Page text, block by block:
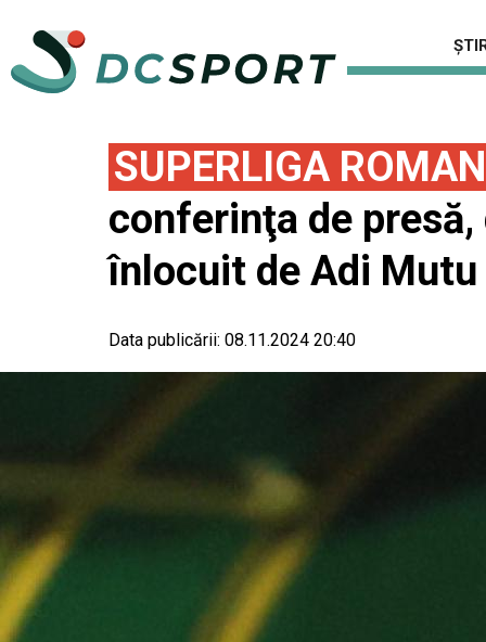
SUPERLIGA
conferinţa de
înlocuit de Adi Mutu
Data publicării: 08.11.2024 20:40